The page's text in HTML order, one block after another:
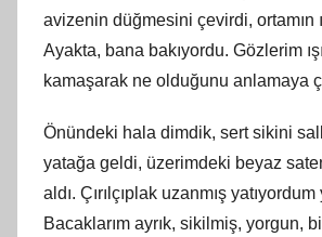
avizenin düğmesini çevirdi, ortamın
Ayakta, bana bakıyordu. Gözlerim
kamaşarak ne olduğunu anlamaya
Önündeki hala dimdik, sert sikini
yatağa geldi, üzerimdeki beyaz
aldı. Çırılçıplak uzanmış
Bacaklarım ayrık, sikilmiş, yorgun,